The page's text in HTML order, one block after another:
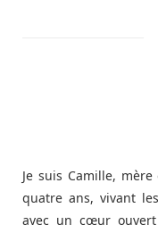
Je suis Camille,
quatre ans, vivant
avec un cœur